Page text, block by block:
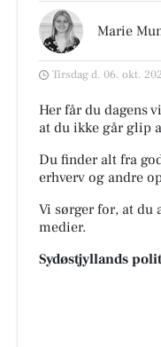
Marie
Tirsdag d. 06. okt.
Her får du dagens
at du ikke går glip
Du finder alt fra
erhverv og andre
Vi sørger for, at du
medier.
Sydøstjyllands